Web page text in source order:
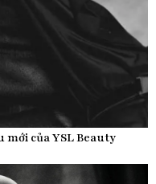
của YSL Beauty